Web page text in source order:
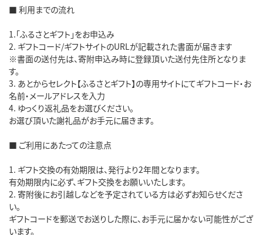
■ 利用までの流れ
1.「ふるさとギフト」をお申込み
2. ギフトコード/ギフトサイトのURLが記載された書面が届きます
※書面の送付先は、寄附申込み時に登録頂いた送付先住所となりま
す。
3. あとからセレクト【ふるさとギフト】の専用サイトにてギフトコード・お
名前・メールアドレスを入力
4. ゆっくり返礼品をお選びください。
お選び頂いた謝礼品がお手元に届きます。
■ ご利用にあたっての注意点
1. ギフト交換の有効期限は、発行より2年間となります。
有効期限内に必ず、ギフト交換をお願いいたします。
2. 寄附後にお引越しなどを予定されている方は必ずお知らせくださ
い。
ギフトコードを郵送でお送りした際に、お手元に届かない可能性がござ
います。